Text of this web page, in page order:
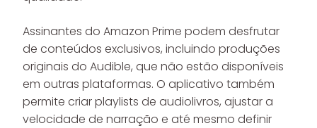
Assinantes do Amazon Prime podem desfrutar
de conteúdos exclusivos, incluindo produções
originais do Audible, que não estão disponíveis
em outras plataformas. O aplicativo também
permite criar playlists de audiolivros, ajustar a
velocidade de narração e até mesmo definir